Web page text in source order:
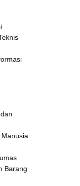
Barang